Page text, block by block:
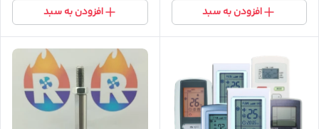
افزودن به سبد افزودن به سبد